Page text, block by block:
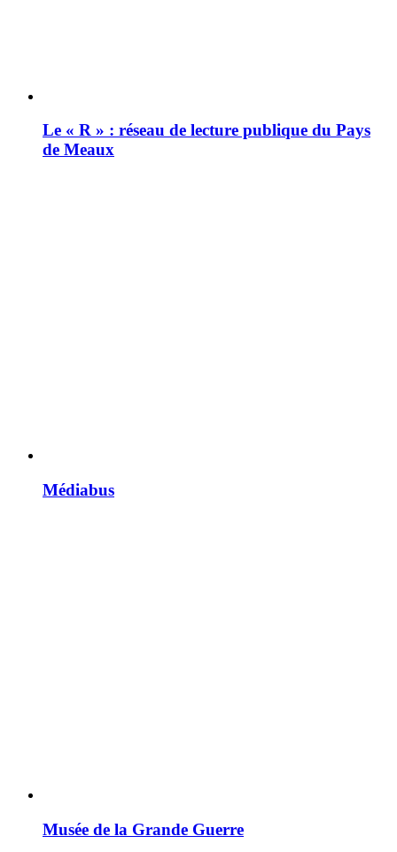
Le « R » : réseau de lecture publique du Pays
de Meaux
Médiabus
Musée de la Grande Guerre